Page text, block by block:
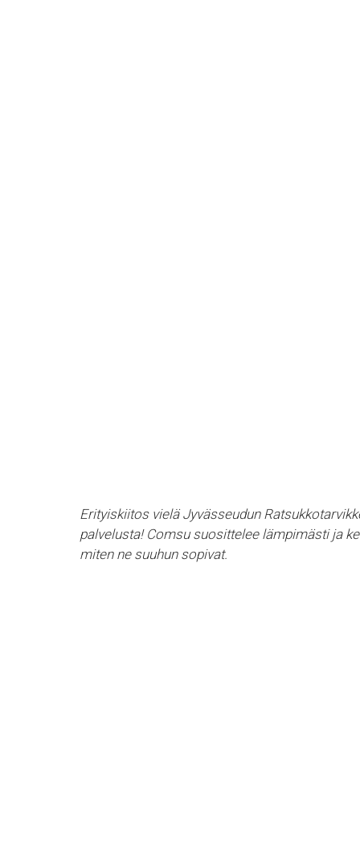
Erityiskiitos vielä Jyvässeudun
palvelusta! Comsu suosittelee lämpimästi ja
miten ne suuhun sopivat.